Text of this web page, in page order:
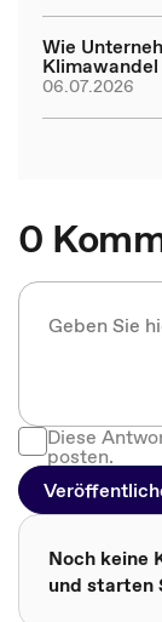
Wie
06.07.2026
0
Diese
posten.
Noch keine
und starten